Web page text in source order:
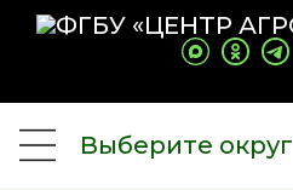
Выберите округ